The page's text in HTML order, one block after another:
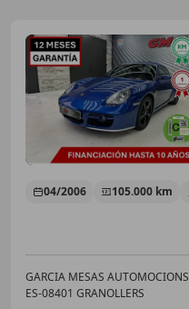
04/2006 105.000 km
GARCIA MESAS AUTOMOCIONS
ES-08401 GRANOLLERS